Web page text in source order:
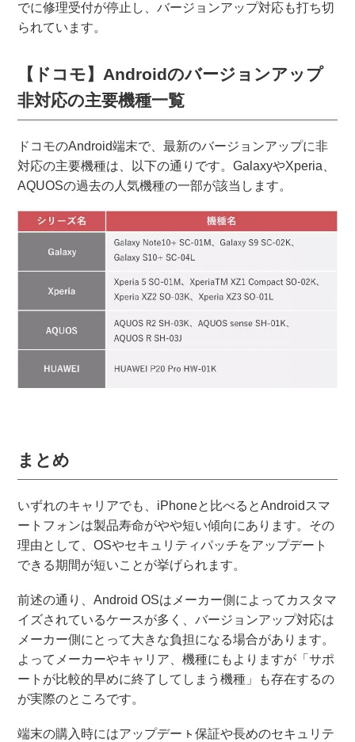
でに修理受付が停止し、バージョンアップ対応も打ち切
られています。
【ドコモ】Androidのバージョンアップ
非対応の主要機種一覧
ドコモのAndroid端末で、最新のバージョンアップに非
対応の主要機種は、以下の通りです。GalaxyやXperia、
AQUOSの過去の人気機種の一部が該当します。
まとめ
いずれのキャリアでも、iPhoneと比べるとAndroidスマ
ートフォンは製品寿命がやや短い傾向にあります。その
理由として、OSやセキュリティパッチをアップデート
できる期間が短いことが挙げられます。
前述の通り、Android OSはメーカー側によってカスタマ
イズされているケースが多く、バージョンアップ対応は
メーカー側にとって大きな負担になる場合があります。
よってメーカーやキャリア、機種にもよりますが「サポ
ートが比較的早めに終了してしまう機種」も存在するの
が実際のところです。
端末の購入時にはアップデーㇳ保証や長めのセキュリテ